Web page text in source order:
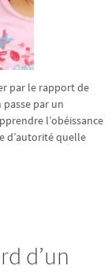
par le rapport de
par un
l’obéissance
d’autorité quelle
d’un